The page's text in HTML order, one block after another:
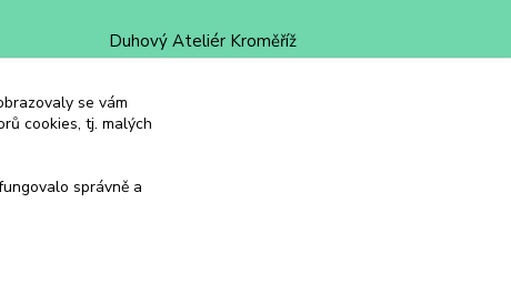
Duhový Ateliér Kroměříž
+420 734 258 002
se vám
cookies, tj. malých
správně a